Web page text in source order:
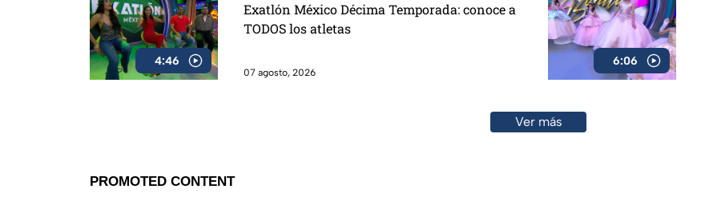
4:46
Exatlón México Décima Temporada: conoce a
TODOS los atletas
07 agosto, 2026
6:06
Ver más